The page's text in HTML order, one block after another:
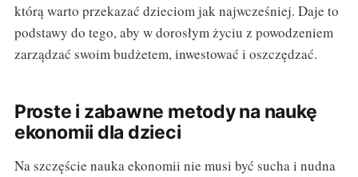
którą warto przekazać dzieciom jak najwcześniej. Daje to
podstawy do tego, aby w dorosłym życiu z powodzeniem
zarządzać swoim budżetem, inwestować i oszczędzać.
Proste i zabawne metody na naukę
ekonomii dla dzieci
Na szczęście nauka ekonomii nie musi być sucha i nudna